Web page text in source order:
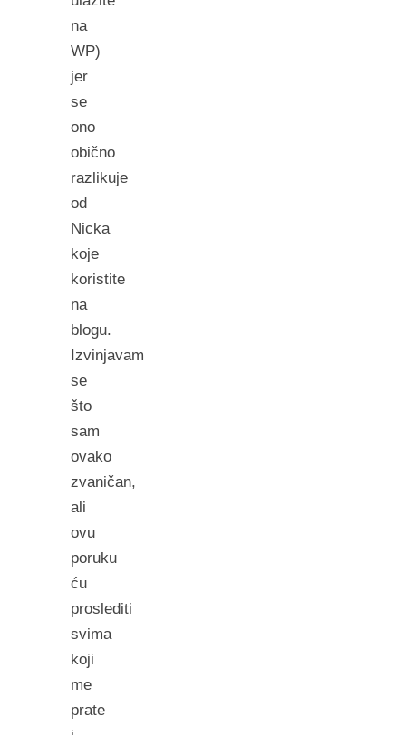
na
WP)
jer
se
ono
obično
razlikuje
od
Nicka
koje
koristite
na
blogu.
Izvinjavam
se
što
sam
ovako
zvaničan,
ali
ovu
poruku
ću
proslediti
svima
koji
me
prate